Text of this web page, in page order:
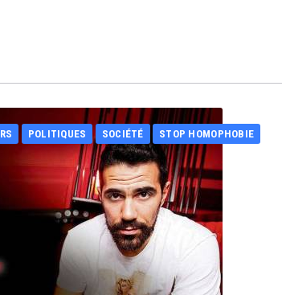
POLITIQUES SOCIÉTÉ STOP HOMOPHOBIE